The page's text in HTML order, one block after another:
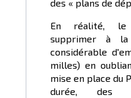
des « plans de
En réalité, le
supprimer à la
considérable
milles) en
mise en place du
durée, des